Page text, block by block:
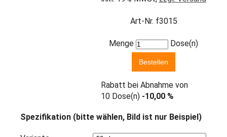
Art-Nr. f3015
Menge Dose(n)
Rabatt bei Abnahme von
10 Dose(n) -10,00 %
Spezifikation (bitte wählen, Bild ist nur Beispiel)